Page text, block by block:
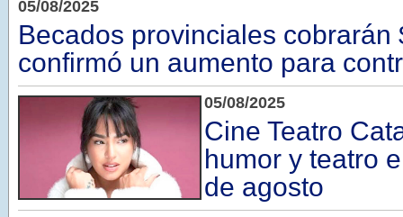
05/08/2025
Becados provinciales cobrarán
confirmó un aumento para
05/08/2025
Cine Teatro
humor y teatro
de agosto